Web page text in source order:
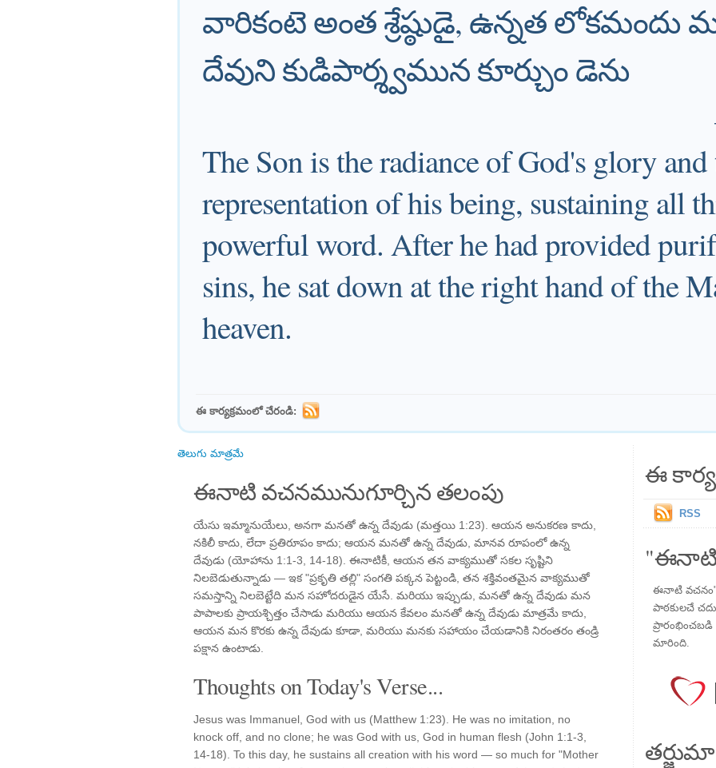
వారికంటె అంత శ్రేష్ఠుడై, ఉన్నత
దేవుని కుడిపార్శ్వమున కూర్చుం డెను
The Son is the radiance of God's glory and
representation of his being, sustaining all
powerful word. After he had provided
sins, he sat down at the right hand of the
heaven.
ఈ కార్యక్రమంలో చేరండి:
తెలుగు మాత్రమే
ఈనాటి వచనమునుగూర్చిన తలంపు
యేసు ఇమ్మానుయేలు, అనగా మనతో ఉన్న దేవుడు (మత్తయి 1:23). ఆయన అనుకరణ కాదు,
నకిలీ కాదు, లేదా ప్రతిరూపం కాదు; ఆయన మనతో ఉన్న దేవుడు, మానవ రూపంలో ఉన్న
దేవుడు (యోహాను 1:1-3, 14-18). ఈనాటికీ, ఆయన తన వాక్యముతో సకల సృష్టిని
నిలబెడుతున్నాడు — ఇక "ప్రకృతి తల్లి" సంగతి పక్కన పెట్టండి, తన శక్తివంతమైన వాక్యముతో
సమస్తాన్ని నిలబెట్టేది మన సహోదరుడైన యేసే. మరియు ఇప్పుడు, మనతో ఉన్న దేవుడు మన
పాపాలకు ప్రాయశ్చిత్తం చేసాడు మరియు ఆయన కేవలం మనతో ఉన్న దేవుడు మాత్రమే కాదు,
ఆయన మన కొరకు ఉన్న దేవుడు కూడా, మరియు మనకు సహాయం చేయడానికి నిరంతరం తండ్రి
పక్షాన ఉంటాడు.
Thoughts on Today's Verse...
Jesus was Immanuel, God with us (Matthew 1:23). He was no imitation, no
knock off, and no clone; he was God with us, God in human flesh (John 1:1-3,
14-18). To this day, he sustains all creation with his word — so much for "Mother
ఈ
RSS
"ఈనాటి
ఈనాటి వచనం"
పాఠకులచే
ప్రారంభించబడి
మారింది.
తర్జుమా